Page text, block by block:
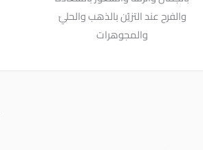
والفرح عند التزيّن بالذهب والحليّ
والمجوهرات